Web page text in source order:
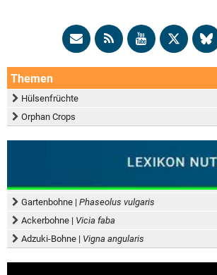
Themen
Hülsenfrüchte
Orphan Crops
Gartenbohne | Phaseolus vulgaris
Ackerbohne | Vicia faba
Adzuki-Bohne | Vigna angularis